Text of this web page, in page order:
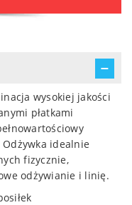
wysokiej jakości
płatkami
Odżywka idealnie
fizycznie,
odżywianie i linię.